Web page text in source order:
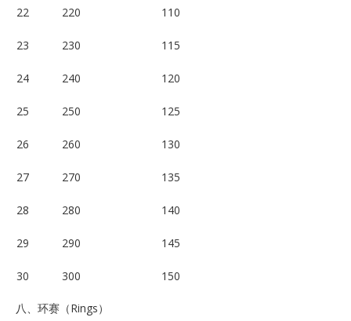
22 220 110
23 230 115
24 240 120
25 250 125
26 260 130
27 270 135
28 280 140
29 290 145
30 300 150
八、环赛（Rings）